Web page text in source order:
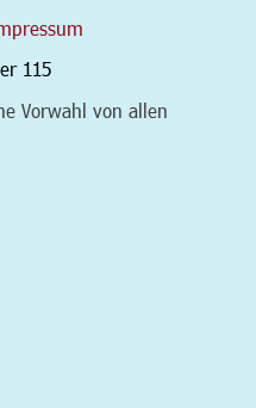
115
Vorwahl von allen